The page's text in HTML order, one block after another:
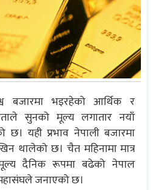
बजारमा भइरहेको आर्थिक र
सुनको मूल्य लगातार नयाँ
छ। यही प्रभाव नेपाली बजारमा
थालेको छ। चैत महिनामा मात्र
मूल्य दैनिक रूपमा बढेको नेपाल
जनाएको छ।